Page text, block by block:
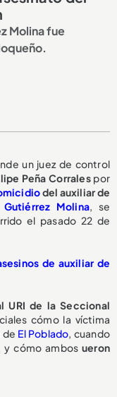
Molina fue
un juez de control
Peña Corralespor
del auxiliar de
Gutiérrez Molina, se
el pasado 22 de
de auxiliar de
URI de la Seccional
cómo la víctima
de El Poblado, cuando
y cómo ambos ueron